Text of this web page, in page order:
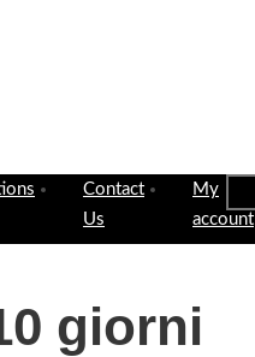
Contact
Us
My
account
giorni